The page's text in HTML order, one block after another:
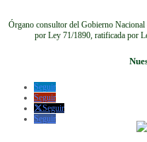
Órgano consultor del Gobierno
por Ley 71/1890, ratificada por
Seguir
Seguir
Seguir
Seguir